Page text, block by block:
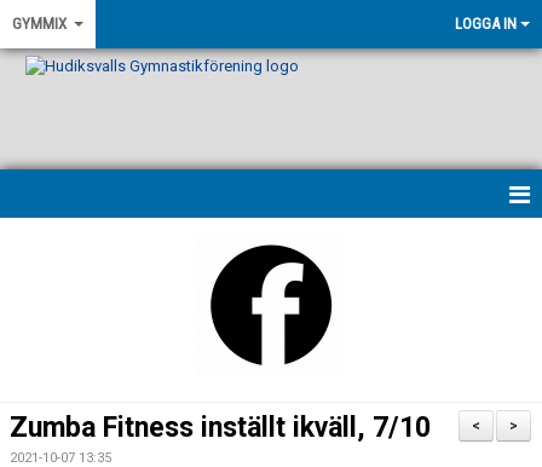
GYMMIX LOGGA IN
KONTAKT
>
<
Zumba Fitness inställt ikväll, 7/10
2021-10-07 13:35